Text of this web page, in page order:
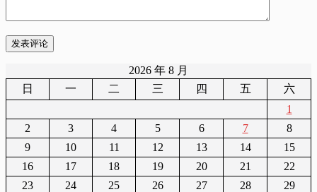
发表评论
2026 年 8 月
日
一 二 三 四 五
六
1
2
3 4 5 6 7
8
9
10 11 12 13 14
15
16
17 18 19 20 21
22
23
24 25 26 27 28
29